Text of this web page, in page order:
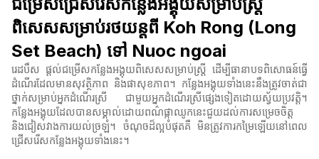
ពិសេសសម្រាប់រថយន្តពី Koh Rong (Long
Set Beach) ទៅ Nuoc ngoai
រេដបឹស ផ្តល់ជម្រើសកន្លែងអង្គុយពិសេសសម្រាប់ស្ត្រី ដើម្បីធានាបទពិសោធន៍ធ្វើ
ដំណើរដែលមានសុវត្ថិភាព និងផាសុខភាព។ កន្លែងអង្គុយទាំងនេះនឹងត្រូវចាត់ជា
ថ្នាក់សម្រាប់អ្នកដំណើរស្រី ជាមួយអ្នកដំណើរស្រីផ្សេងទៀតដោយស្វ័យប្រវត្តិ។
កន្លែងអង្គុយដែលបានសម្គាល់ដោយពណ៌ផ្កាឈូកនេះជួយដល់ការសម្រេចចិត្ត
និងជៀសវាងការយល់ច្រឡំ។ ចំណុចដ៏ល្អបំផុតគឺ មិនត្រូវការកម្រៃឡើយនៅពេល
ជ្រើសរើសកន្លែងអង្គុយទាំងនេះ។